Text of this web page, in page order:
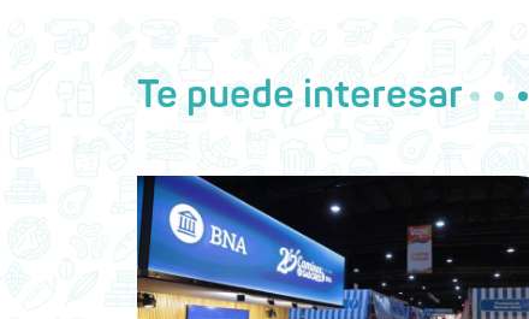
Te puede interesar